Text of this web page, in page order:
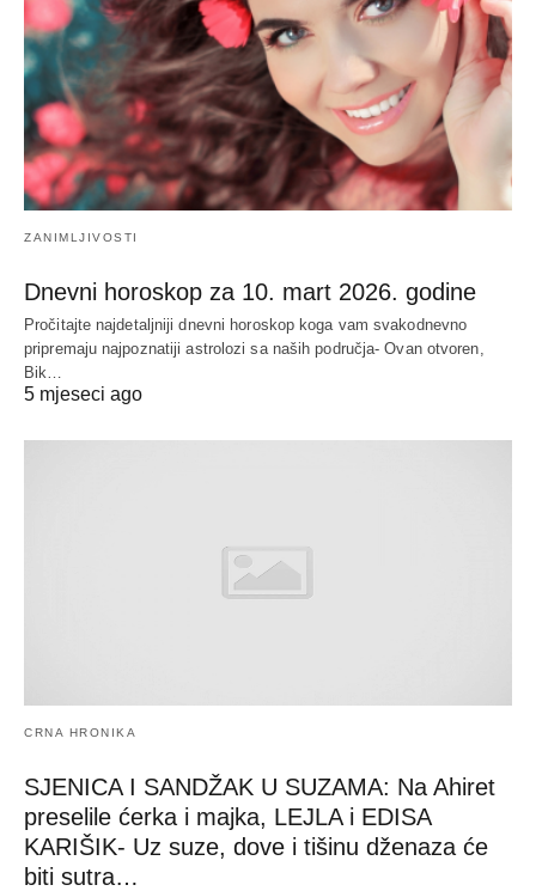
ZANIMLJIVOSTI
Dnevni horoskop za 10. mart 2026. godine
Pročitajte najdetaljniji dnevni horoskop koga vam svakodnevno
pripremaju najpoznatiji astrolozi sa naših područja- Ovan otvoren,
Bik…
5 mjeseci ago
CRNA HRONIKA
SJENICA I SANDŽAK U SUZAMA: Na Ahiret
preselile ćerka i majka, LEJLA i EDISA
KARIŠIK- Uz suze, dove i tišinu dženaza će
biti sutra…